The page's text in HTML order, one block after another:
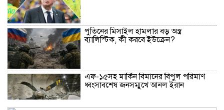
পুতিনের মিসাইল হামলার বড় অস্ত্র
ব্যালিস্টিক, কী করবে ইউক্রেন?
এফ-১৫সহ মার্কিন বিমানের বিপুল পরিমাণ
ধ্বংসাবশেষ জনসম্মুখে আনল ইরান